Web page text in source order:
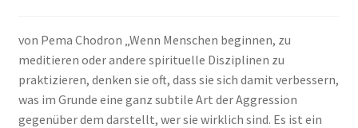
von Pema Chodron „Wenn Menschen beginnen, zu
meditieren oder andere spirituelle Disziplinen zu
praktizieren, denken sie oft, dass sie sich damit verbessern,
was im Grunde eine ganz subtile Art der Aggression
gegenüber dem darstellt, wer sie wirklich sind. Es ist ein